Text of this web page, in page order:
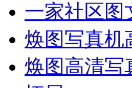
一家社区图
焕图写真机
焕图高清写